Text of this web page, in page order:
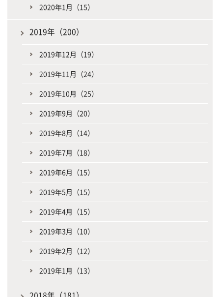
2020年1月（15）
2019年（200）
2019年12月（19）
2019年11月（24）
2019年10月（25）
2019年9月（20）
2019年8月（14）
2019年7月（18）
2019年6月（15）
2019年5月（15）
2019年4月（15）
2019年3月（10）
2019年2月（12）
2019年1月（13）